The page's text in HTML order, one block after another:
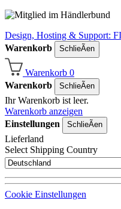
Design, Hosting & Support:
Warenkorb
SchlieÃen
Warenkorb 0
Warenkorb
SchlieÃen
Ihr Warenkorb ist leer.
Warenkorb anzeigen
Einstellungen
SchlieÃen
Lieferland
Select Shipping Country
Cookie Einstellungen